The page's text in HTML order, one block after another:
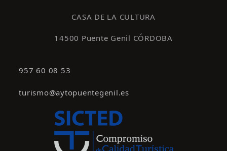
CASA DE LA CULTURA
14500 Puente Genil CÓRDOBA
957 60 08 53
turismo@aytopuentegenil.es